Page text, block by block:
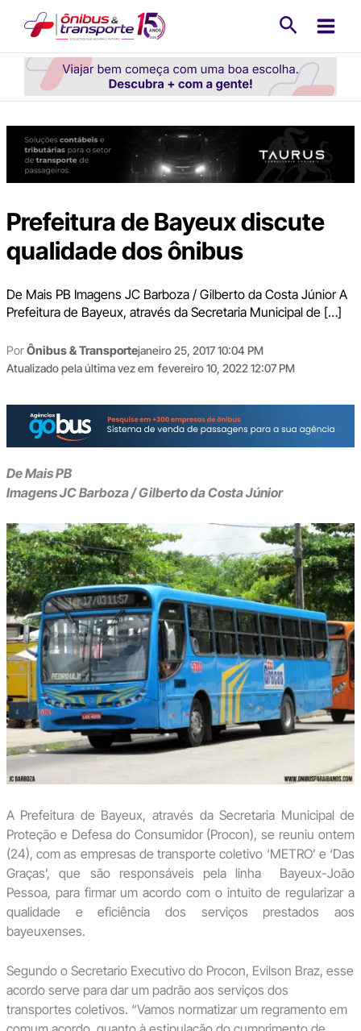
conteúdo
Prefeitura de Bayeux discute
qualidade dos ônibus
De Mais PB Imagens JC Barboza / Gilberto da Costa Júnior A
Prefeitura de Bayeux, através da Secretaria Municipal de […]
PorÔnibus & Transportejaneiro 25, 2017 10:04 PM
Atualizado pela última vez em fevereiro 10, 2022 12:07 PM
De Mais PB
Imagens JC Barboza / Gilberto da Costa Júnior
A Prefeitura de Bayeux, através da Secretaria Municipal de
Proteção e Defesa do Consumidor (Procon), se reuniu ontem
(24), com as empresas de transporte coletivo ‘METRO’ e ‘Das
Graças’, que são responsáveis pela linha Bayeux-João
Pessoa, para firmar um acordo com o intuito de regularizar a
qualidade e eficiência dos serviços prestados aos
bayeuxenses.
Segundo o Secretario Executivo do Procon, Evilson Braz, esse
acordo serve para dar um padrão aos serviços dos
transportes coletivos. “Vamos normatizar um regramento em